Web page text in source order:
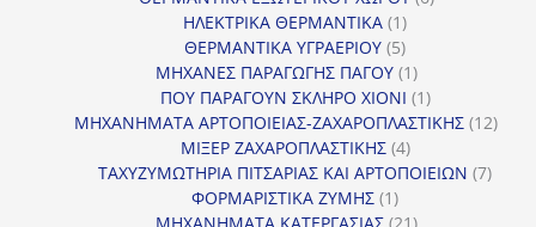
ΗΛΕΚΤΡΙΚΑ ΘΕΡΜΑΝΤΙΚΑ 11
προϊόν
ΘΕΡΜΑΝΤΙΚΑ ΥΓΡΑΕΡΙΟΥ 55
προϊόντα
ΜΗΧΑΝΕΣ ΠΑΡΑΓΩΓΗΣ ΠΑΓΟΥ 11
προϊόν
ΠΟΥ ΠΑΡΑΓΟΥΝ ΣΚΛΗΡΟ ΧΙΟΝΙ 11
προϊόν
ΜΗΧΑΝΗΜΑΤΑ ΑΡΤΟΠΟΙΕΙΑΣ-ΖΑΧΑΡΟΠΛΑΣΤΙΚΗΣ 1212
ΜΙΞΕΡ ΖΑΧΑΡΟΠΛΑΣΤΙΚΗΣ 44
προϊόντα
ΤΑΧΥΖΥΜΩΤΗΡΙΑ ΠΙΤΣΑΡΙΑΣ ΚΑΙ ΑΡΤΟΠΟΙΕΙΩΝ 77
ΦΟΡΜΑΡΙΣΤΙΚΑ ΖΥΜΗΣ 11
προϊόν
ΜΗΧΑΝΗΜΑΤΑ ΚΑΤΕΡΓΑΣΙΑΣ 2121